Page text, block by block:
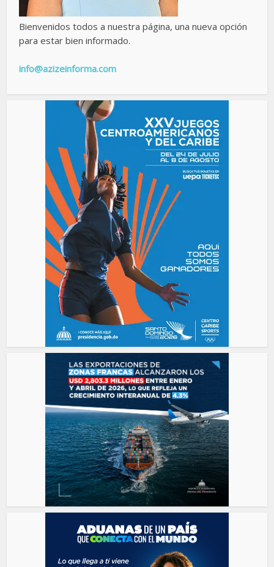
Bienvenidos todos a nuestra página, una nueva opción
para estar bien informado.
info@azizeinforma.com